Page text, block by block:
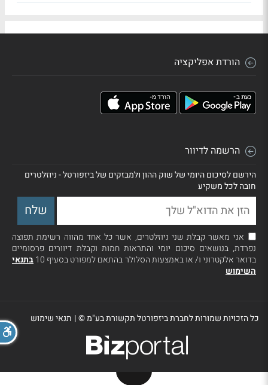
הורדת אפליקציה
הרשמה לדיוור
הירשם לסיכום היומי של שוק ההון ולמבזקים של ביזפורטל - ניוזלטרים
חובה לכל משקיע
אני מאשר קבלת שני ניוזלטרים, אשר כל אחד מהווה רשימת תפוצה
נפרדת, בנושאים סיכום יומי והתראות חמות וקבלת דיוורים פרסומיים
בדואר אלקטרוני ו/ או באמצעות הסלולר בהתאם למפורט בסעיף 10
בתנאי
השימוש
כל הזכויות שמורות לחברת ביזפורטל תקשורת בע"מ ©| תנאי שימוש